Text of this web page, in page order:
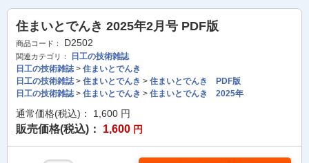
住まいとでんき 2025年2月号 PDF版
商品コード： D2502
関連カテゴリ：
日工の技術雑誌
日工の技術雑誌> 住まいとでんき
日工の技術雑誌> 住まいとでんき > 住まいとでんき PDF版
日工の技術雑誌> 住まいとでんき > 住まいとでんき 2025年
通常価格(税込)： 1,600 円
販売価格(税込)： 1,600 円